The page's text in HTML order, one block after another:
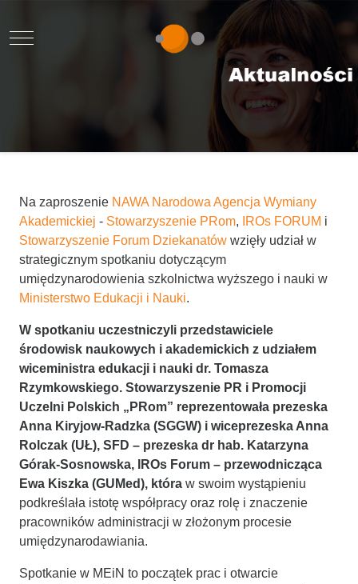
Mobile Menu Toggle
Na zaproszenie NAWA Narodowa Agencja Wymiany
Akademickiej - Stowarzyszenie PRom, IROs FORUM i
Stowarzyszenie Forum Dziekanatów wzięły udział w
strategicznym spotkaniu dotyczącym
umiędzynarodowienia szkolnictwa wyższego i nauki w
Ministerstwo Edukacji i Nauki.
W spotkaniu uczestniczyli przedstawiciele
środowisk naukowych i akademickich z udziałem
wiceministra edukacji i nauki dr. Tomasza
Rzymkowskiego. Stowarzyszenie PR i Promocji
Uczelni Polskich „PRom” reprezentowała prezeska
Anna Kiryjow-Radzka (SGGW) i wiceprezeska Anna
Rolczak (UŁ), SFD – prezeska dr hab. Katarzyna
Górak-Sosnowska, IROs Forum – przewodnicząca
Ewa Kiszka (GUMed), która w swoim wystąpieniu
podkreślała istotę współpracy oraz rolę i znaczenie
pracowników administracji w złożonym procesie
umiędzynarodawiania.
Spotkanie w MEiN to początek prac i otwarcie